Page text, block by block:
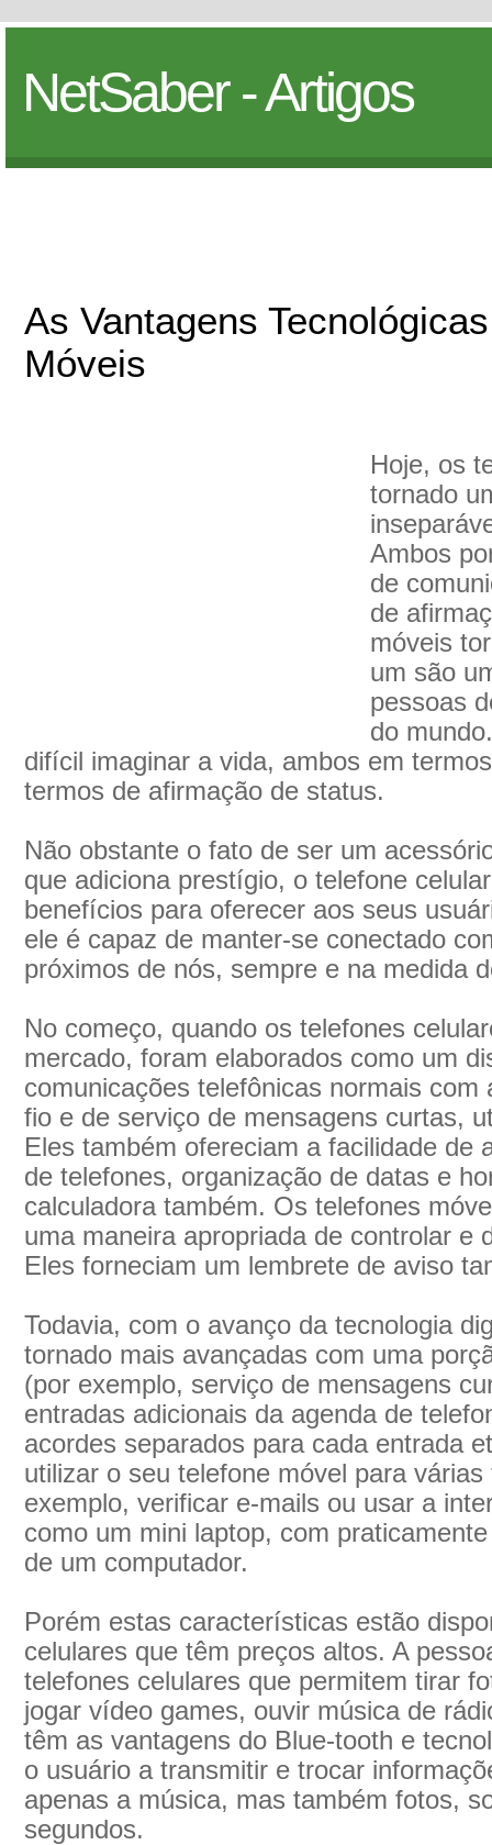
NetSaber - Artigos
As Vantagens
Móveis
Hoje, os
tornado
Ambos
de
de
móveis
um são
pessoas
do
difícil imaginar a vida, ambos em
termos de afirmação de status.
Não obstante o fato de ser um
que adiciona prestígio, o telefone
benefícios para oferecer aos seus
ele é capaz de manter-se conectado
próximos de nós, sempre e na medida
No começo, quando os telefones
mercado, foram elaborados como um
comunicações telefônicas normais com
fio e de serviço de mensagens curtas,
Eles também ofereciam a facilidade de
de telefones, organização de datas e
calculadora também. Os telefones
uma maneira apropriada de controlar e
Eles forneciam um lembrete de aviso
Todavia, com o avanço da tecnologia
tornado mais avançadas com uma
(por exemplo, serviço de mensagens
entradas adicionais da agenda de
acordes separados para cada entrada
utilizar o seu telefone móvel para
exemplo, verificar e-mails ou usar a
como um mini laptop, com
de um computador.
Porém estas características estão
celulares que têm preços altos. A
telefones celulares que permitem tirar
jogar vídeo games, ouvir música de
têm as vantagens do Blue-tooth e
o usuário a transmitir e trocar
apenas a música, mas também fotos,
segundos.